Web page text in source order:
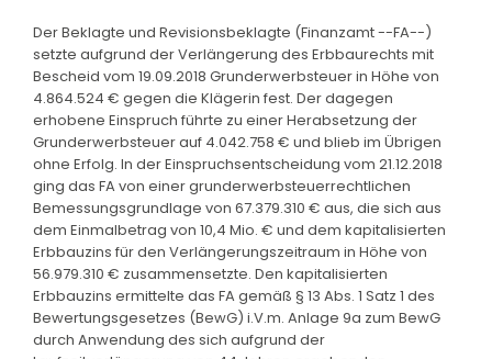
Der Beklagte und Revisionsbeklagte (Finanzamt --FA--)
setzte aufgrund der Verlängerung des Erbbaurechts mit
Bescheid vom 19.09.2018 Grunderwerbsteuer in Höhe von
4.864.524 € gegen die Klägerin fest. Der dagegen
erhobene Einspruch führte zu einer Herabsetzung der
Grunderwerbsteuer auf 4.042.758 € und blieb im Übrigen
ohne Erfolg. In der Einspruchsentscheidung vom 21.12.2018
ging das FA von einer grunderwerbsteuerrechtlichen
Bemessungsgrundlage von 67.379.310 € aus, die sich aus
dem Einmalbetrag von 10,4 Mio. € und dem kapitalisierten
Erbbauzins für den Verlängerungszeitraum in Höhe von
56.979.310 € zusammensetzte. Den kapitalisierten
Erbbauzins ermittelte das FA gemäß § 13 Abs. 1 Satz 1 des
Bewertungsgesetzes (BewG) i.V.m. Anlage 9a zum BewG
durch Anwendung des sich aufgrund der